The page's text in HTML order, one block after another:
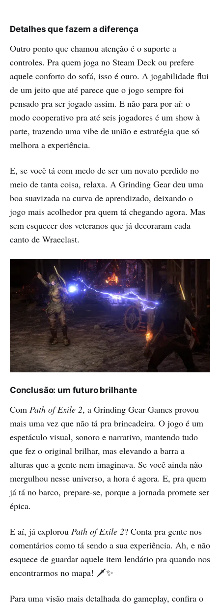
Detalhes que fazem a diferença
Outro ponto que chamou atenção é o suporte a
controles. Pra quem joga no Steam Deck ou prefere
aquele conforto do sofá, isso é ouro. A jogabilidade flui
de um jeito que até parece que o jogo sempre foi
pensado pra ser jogado assim. E não para por aí: o
modo cooperativo pra até seis jogadores é um show à
parte, trazendo uma vibe de união e estratégia que só
melhora a experiência.
E, se você tá com medo de ser um novato perdido no
meio de tanta coisa, relaxa. A Grinding Gear deu uma
boa suavizada na curva de aprendizado, deixando o
jogo mais acolhedor pra quem tá chegando agora. Mas
sem esquecer dos veteranos que já decoraram cada
canto de Wraeclast.
Conclusão: um futuro brilhante
Com Path of Exile 2, a Grinding Gear Games provou
mais uma vez que não tá pra brincadeira. O jogo é um
espetáculo visual, sonoro e narrativo, mantendo tudo
que fez o original brilhar, mas elevando a barra a
alturas que a gente nem imaginava. Se você ainda não
mergulhou nesse universo, a hora é agora. E, pra quem
já tá no barco, prepare-se, porque a jornada promete ser
épica.
E aí, já explorou Path of Exile 2? Conta pra gente nos
comentários como tá sendo a sua experiência. Ah, e não
esquece de guardar aquele item lendário pra quando nos
encontrarmos no mapa! 🗡️✨
Para uma visão mais detalhada do gameplay, confira o